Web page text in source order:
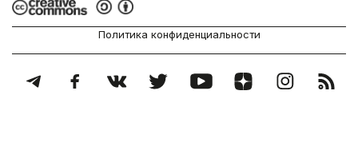
Политика конфиденциальности